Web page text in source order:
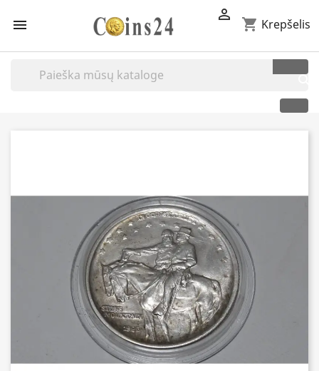
 shopping_cart Krepšelis
